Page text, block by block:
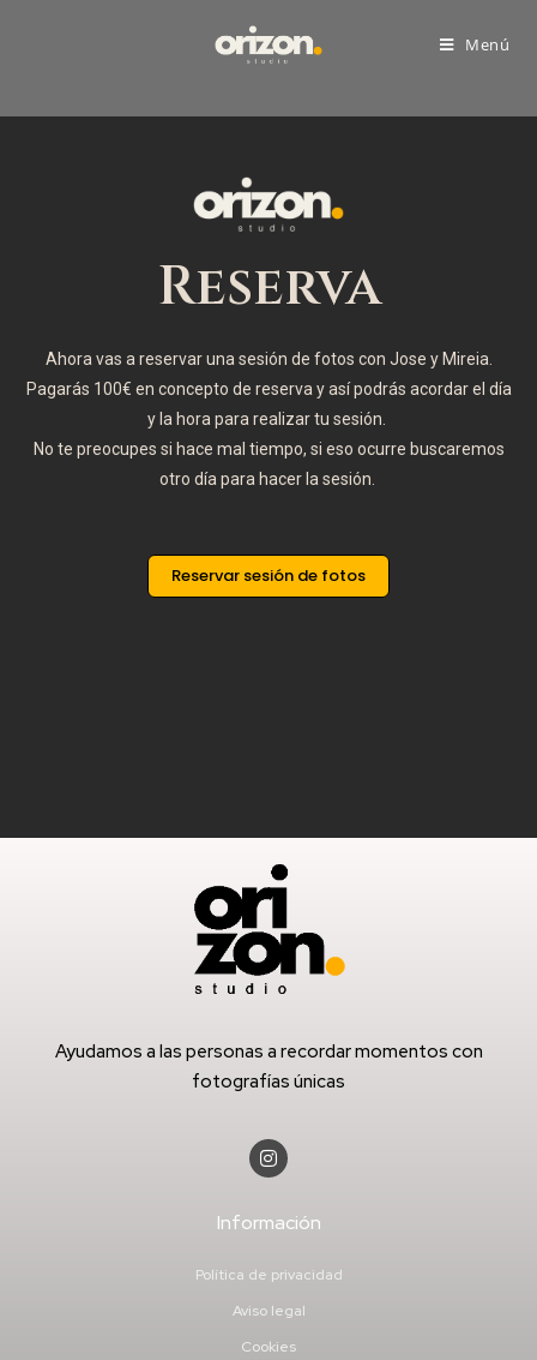
Menú
Reserva
Ahora vas a reservar una sesión de fotos con Jose y Mireia.
Pagarás 100€ en concepto de reserva y así podrás acordar el día
y la hora para realizar tu sesión.
No te preocupes si hace mal tiempo, si eso ocurre buscaremos
otro día para hacer la sesión.
Reservar sesión de fotos
Ayudamos a las personas a recordar momentos con
fotografías únicas
Información
Política de privacidad
Aviso legal
Cookies